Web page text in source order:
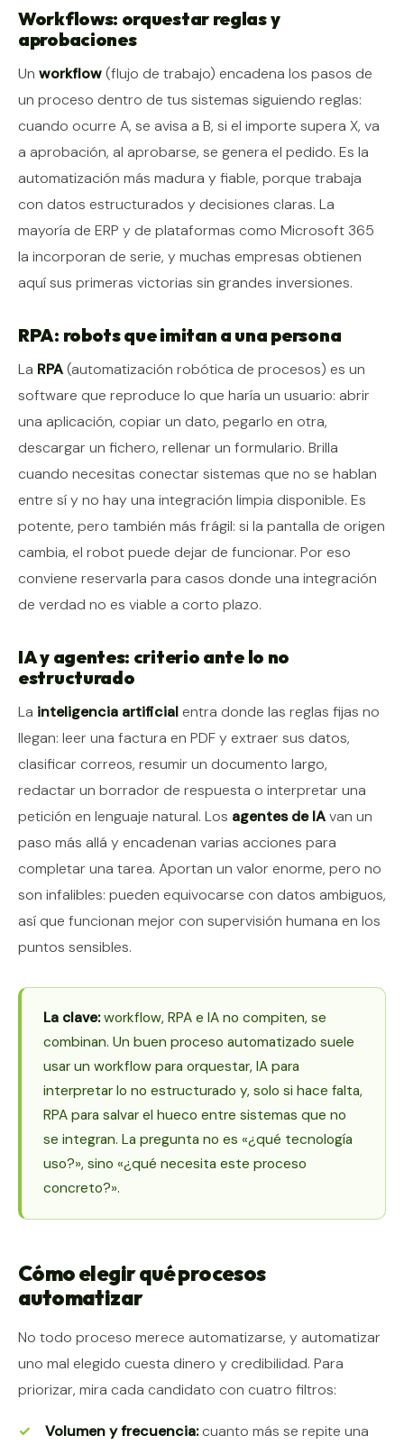
Workflows: orquestar reglas y
aprobaciones
Un workflow(flujo de trabajo) encadena los pasos de
un proceso dentro de tus sistemas siguiendo reglas:
cuando ocurre A, se avisa a B, si el importe supera X, va
a aprobación, al aprobarse, se genera el pedido. Es la
automatización más madura y fiable, porque trabaja
con datos estructurados y decisiones claras. La
mayoría de ERP y de plataformas como Microsoft 365
la incorporan de serie, y muchas empresas obtienen
aquí sus primeras victorias sin grandes inversiones.
RPA: robots que imitan a una persona
La RPA(automatización robótica de procesos) es un
software que reproduce lo que haría un usuario: abrir
una aplicación, copiar un dato, pegarlo en otra,
descargar un fichero, rellenar un formulario. Brilla
cuando necesitas conectar sistemas que no se hablan
entre sí y no hay una integración limpia disponible. Es
potente, pero también más frágil: si la pantalla de origen
cambia, el robot puede dejar de funcionar. Por eso
conviene reservarla para casos donde una integración
de verdad no es viable a corto plazo.
IA y agentes: criterio ante lo no
estructurado
La inteligencia artificial entra donde las reglas fijas no
llegan: leer una factura en PDF y extraer sus datos,
clasificar correos, resumir un documento largo,
redactar un borrador de respuesta o interpretar una
petición en lenguaje natural. Los agentes de IAvan un
paso más allá y encadenan varias acciones para
completar una tarea. Aportan un valor enorme, pero no
son infalibles: pueden equivocarse con datos ambiguos,
así que funcionan mejor con supervisión humana en los
puntos sensibles.
La clave:workflow, RPA e IA no compiten, se
combinan. Un buen proceso automatizado suele
usar un workflow para orquestar, IA para
interpretar lo no estructurado y, solo si hace falta,
RPA para salvar el hueco entre sistemas que no
se integran. La pregunta no es «¿qué tecnología
uso?», sino «¿qué necesita este proceso
concreto?».
Cómo elegir qué procesos
automatizar
No todo proceso merece automatizarse, y automatizar
uno mal elegido cuesta dinero y credibilidad. Para
priorizar, mira cada candidato con cuatro filtros:
Volumen y frecuencia:cuanto más se repite una